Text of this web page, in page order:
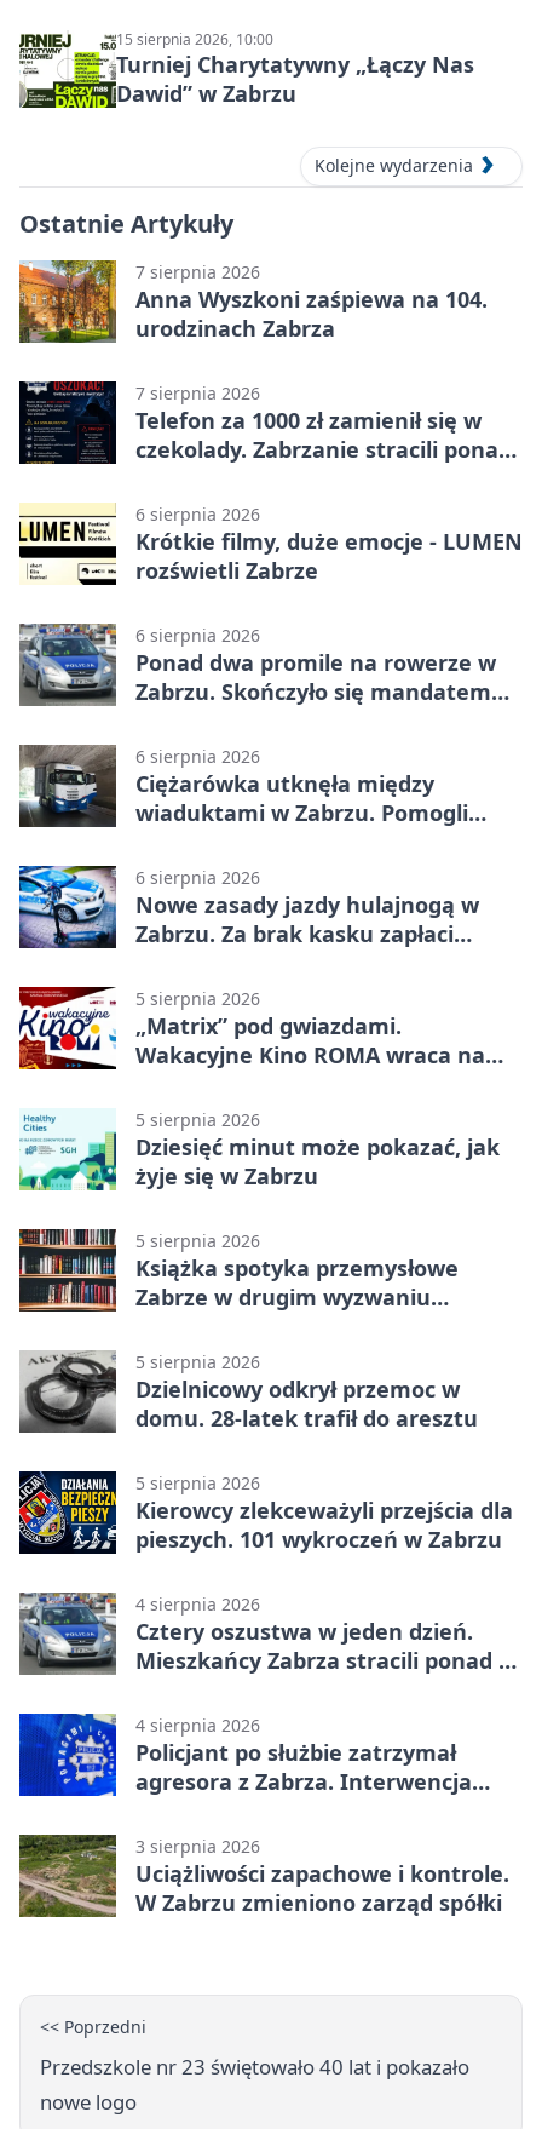
15 sierpnia 2026, 10:00
Turniej Charytatywny „Łączy Nas
Dawid” w Zabrzu
Kolejne wydarzenia
Ostatnie Artykuły
7 sierpnia 2026
Anna Wyszkoni zaśpiewa na 104.
urodzinach Zabrza
7 sierpnia 2026
Telefon za 1000 zł zamienił się w
czekolady. Zabrzanie stracili ponad
6 sierpnia 2026
Krótkie filmy, duże emocje - LUMEN
rozświetli Zabrze
6 sierpnia 2026
Ponad dwa promile na rowerze w
Zabrzu. Skończyło się mandatem
6 sierpnia 2026
Ciężarówka utknęła między
wiaduktami w Zabrzu. Pomogli
6 sierpnia 2026
Nowe zasady jazdy hulajnogą w
Zabrzu. Za brak kasku zapłaci
5 sierpnia 2026
„Matrix” pod gwiazdami.
Wakacyjne Kino ROMA wraca na
5 sierpnia 2026
Dziesięć minut może pokazać, jak
żyje się w Zabrzu
5 sierpnia 2026
Książka spotyka przemysłowe
Zabrze w drugim wyzwaniu
5 sierpnia 2026
Dzielnicowy odkrył przemoc w
domu. 28-latek trafił do aresztu
5 sierpnia 2026
Kierowcy zlekceważyli przejścia dla
pieszych. 101 wykroczeń w Zabrzu
4 sierpnia 2026
Cztery oszustwa w jeden dzień.
Mieszkańcy Zabrza stracili ponad 6
4 sierpnia 2026
Policjant po służbie zatrzymał
agresora z Zabrza. Interwencja
3 sierpnia 2026
Uciążliwości zapachowe i kontrole.
W Zabrzu zmieniono zarząd spółki
<< Poprzedni
Przedszkole nr 23 świętowało 40 lat i pokazało
nowe logo